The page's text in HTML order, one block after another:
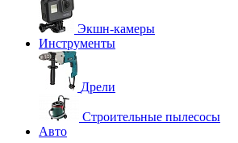
Экшн-камеры
Инструменты
Дрели
Строительные пылесосы
Авто